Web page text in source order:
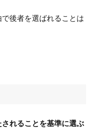
後者を選ばれることは
れることを基準に選ぶ